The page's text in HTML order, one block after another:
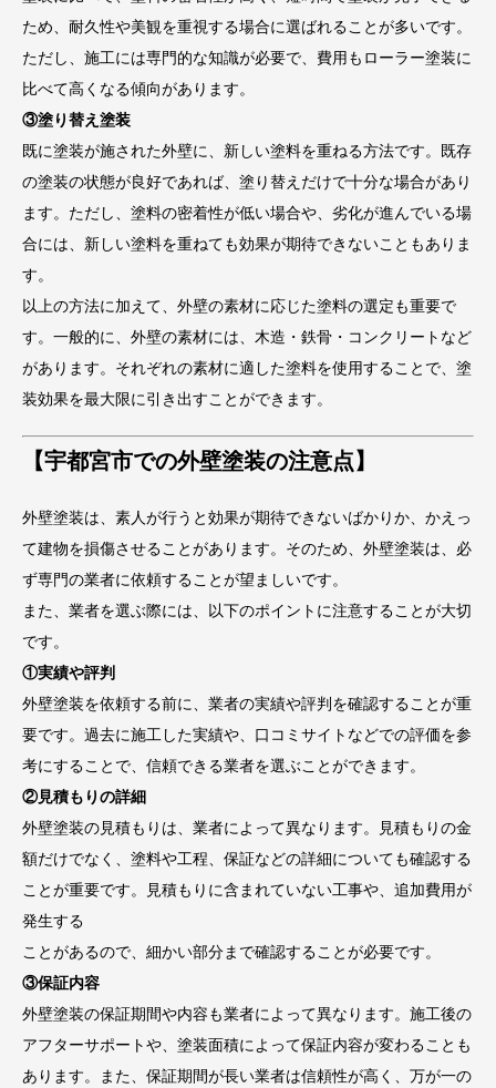
ため、耐久性や美観を重視する場合に選ばれることが多いです。
ただし、施工には専門的な知識が必要で、費用もローラー塗装に
比べて高くなる傾向があります。
③塗り替え塗装
既に塗装が施された外壁に、新しい塗料を重ねる方法です。既存
の塗装の状態が良好であれば、塗り替えだけで十分な場合があり
ます。ただし、塗料の密着性が低い場合や、劣化が進んでいる場
合には、新しい塗料を重ねても効果が期待できないこともありま
す。
以上の方法に加えて、外壁の素材に応じた塗料の選定も重要で
す。一般的に、外壁の素材には、木造・鉄骨・コンクリートなど
があります。それぞれの素材に適した塗料を使用することで、塗
装効果を最大限に引き出すことができます。
【宇都宮市での外壁塗装の注意点】
外壁塗装は、素人が行うと効果が期待できないばかりか、かえっ
て建物を損傷させることがあります。そのため、外壁塗装は、必
ず専門の業者に依頼することが望ましいです。
また、業者を選ぶ際には、以下のポイントに注意することが大切
です。
①実績や評判
外壁塗装を依頼する前に、業者の実績や評判を確認することが重
要です。過去に施工した実績や、口コミサイトなどでの評価を参
考にすることで、信頼できる業者を選ぶことができます。
②見積もりの詳細
外壁塗装の見積もりは、業者によって異なります。見積もりの金
額だけでなく、塗料や工程、保証などの詳細についても確認する
ことが重要です。見積もりに含まれていない工事や、追加費用が
発生する
ことがあるので、細かい部分まで確認することが必要です。
③保証内容
外壁塗装の保証期間や内容も業者によって異なります。施工後の
アフターサポートや、塗装面積によって保証内容が変わることも
あります。また、保証期間が長い業者は信頼性が高く、万が一の